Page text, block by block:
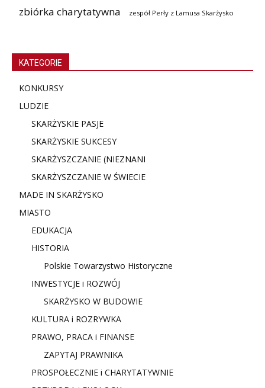
zbiórka charytatywna zespół Perły z Lamusa Skarżysko
KATEGORIE
KONKURSY
LUDZIE
SKARŻYSKIE PASJE
SKARŻYSKIE SUKCESY
SKARŻYSZCZANIE (NIEZNANI
SKARŻYSZCZANIE W ŚWIECIE
MADE IN SKARŻYSKO
MIASTO
EDUKACJA
HISTORIA
Polskie Towarzystwo Historyczne
INWESTYCJE i ROZWÓJ
SKARŻYSKO W BUDOWIE
KULTURA i ROZRYWKA
PRAWO, PRACA i FINANSE
ZAPYTAJ PRAWNIKA
PROSPOŁECZNIE i CHARYTATYWNIE